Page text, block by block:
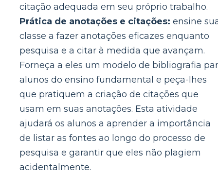
citação adequada em seu próprio trabalho.
Prática de anotações e citações: ensine
classe a fazer anotações eficazes enquanto
pesquisa e a citar à medida que avançam.
Forneça a eles um modelo de bibliografia
alunos do ensino fundamental e peça-lhes
que pratiquem a criação de citações que
usam em suas anotações. Esta atividade
ajudará os alunos a aprender a importância
de listar as fontes ao longo do processo de
pesquisa e garantir que eles não plagiem
acidentalmente.